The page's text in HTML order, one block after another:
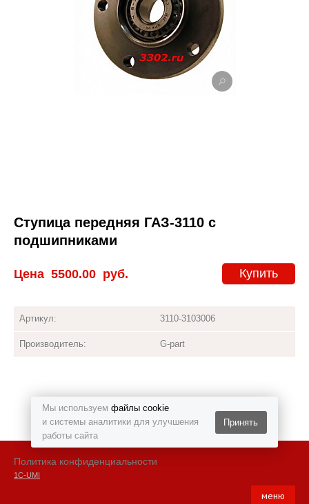
Мы используем файлы cookie
и системы аналитики для улучшения
работы сайта
Принять
Ступица передняя ГАЗ-3110 с
подшипниками
Купить
Цена 5500.00 руб.
Артикул: 3110-3103006
Производитель: G-part
Политика конфиденциальности
1С-UMI
меню